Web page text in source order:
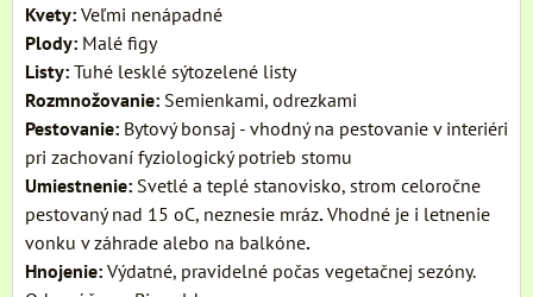
Kvety: Veľmi nenápadné
Plody: Malé figy
Listy: Tuhé lesklé sýtozelené listy
Rozmnožovanie: Semienkami, odrezkami
Pestovanie: Bytový bonsaj - vhodný na pestovanie v interiéri
pri zachovaní fyziologický potrieb stomu
Umiestnenie: Svetlé a teplé stanovisko, strom celoročne
pestovaný nad 15 oC, neznesie mráz.Vhodné je i letnenie
vonku v záhrade alebo na balkóne.
Hnojenie: Výdatné, pravidelné počas vegetačnej sezóny.